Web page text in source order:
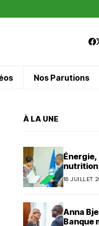
Nos Parutions
À LA UNE
nutrition
Banque
18 JUILLET
Anna
Banque